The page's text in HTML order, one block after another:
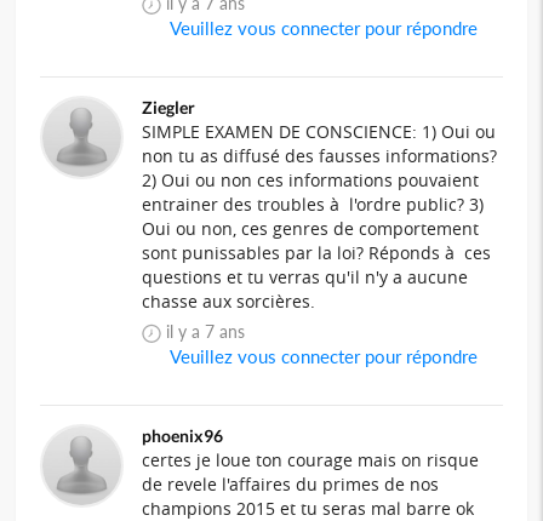
Veuillez vous connecter pour répondre
Ziegler
SIMPLE EXAMEN DE CONSCIENCE: 1) Oui ou
non tu as diffusé des fausses informations?
2) Oui ou non ces informations pouvaient
entrainer des troubles à l'ordre public? 3)
Oui ou non, ces genres de comportement
sont punissables par la loi? Réponds à ces
questions et tu verras qu'il n'y a aucune
chasse aux sorcières.
il y a 7 ans
Veuillez vous connecter pour répondre
phoenix96
certes je loue ton courage mais on risque
de revele l'affaires du primes de nos
champions 2015 et tu seras mal barre ok